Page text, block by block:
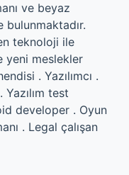
ve beyaz
bulunmaktadır.
teknoloji ile
yeni meslekler
. Yazılımcı .
test
developer . Oyun
. Legal çalışan